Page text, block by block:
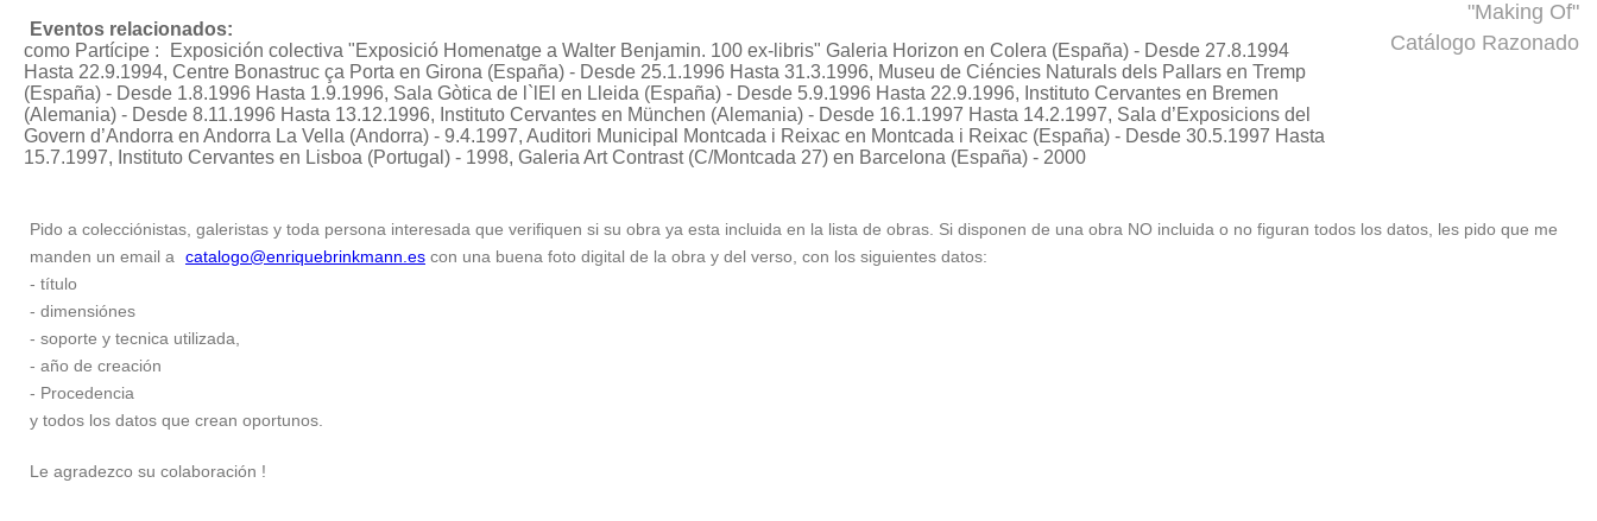
"Making Of"
Catálogo Razonado
Eventos relacionados:
como Partícipe :
Exposición colectiva "Exposició Homenatge a Walter Benjamin. 100 ex-libris" Galeria Horizon en Colera (España) - Desde 27.8.1994
Hasta 22.9.1994, Centre Bonastruc ça Porta en Girona (España) - Desde 25.1.1996 Hasta 31.3.1996, Museu de Ciéncies Naturals dels Pallars en Tremp
(España) - Desde 1.8.1996 Hasta 1.9.1996, Sala Gòtica de l`lEl en Lleida (España) - Desde 5.9.1996 Hasta 22.9.1996, Instituto Cervantes en Bremen
(Alemania) - Desde 8.11.1996 Hasta 13.12.1996, Instituto Cervantes en München (Alemania) - Desde 16.1.1997 Hasta 14.2.1997, Sala d’Exposicions del
Govern d’Andorra en Andorra La Vella (Andorra) - 9.4.1997, Auditori Municipal Montcada i Reixac en Montcada i Reixac (España) - Desde 30.5.1997 Hasta
15.7.1997, Instituto Cervantes en Lisboa (Portugal) - 1998, Galeria Art Contrast (C/Montcada 27) en Barcelona (España) - 2000
Pido a colecciónistas, galeristas y toda persona interesada que verifiquen si su obra ya esta incluida en la lista de obras. Si disponen de una obra NO incluida o no figuran todos los datos, les pido que me
manden un email a
catalogo@enriquebrinkmann.es con una buena foto digital de la obra y del verso, con los siguientes datos:
- título
- dimensiónes
- soporte y tecnica utilizada,
- año de creación
- Procedencia
y todos los datos que crean oportunos.
Le agradezco su colaboración !